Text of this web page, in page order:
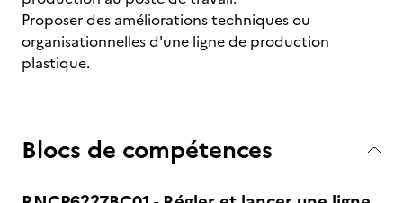
Proposer des améliorations techniques ou
organisationnelles d'une ligne de production
plastique.
Blocs de compétences